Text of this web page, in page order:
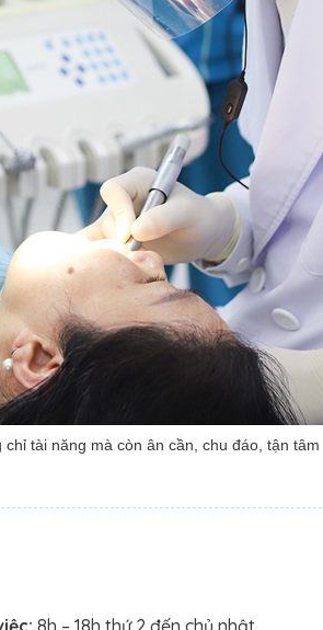
tài năng mà còn ân cần, chu đáo, tận tâm
8h – 18h thứ 2 đến chủ nhật.